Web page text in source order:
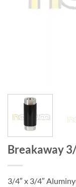
Breakaway
3/4″ x 3/4″